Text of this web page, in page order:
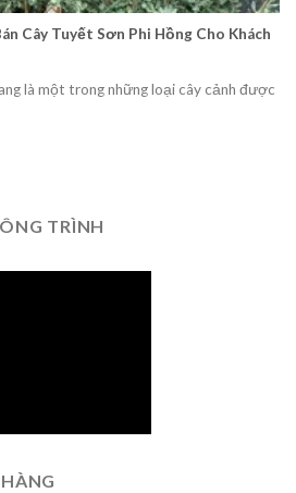
Cây Tuyết Sơn Phi Hồng Cho Khách
là một trong những loại cây cảnh được
TRÌNH